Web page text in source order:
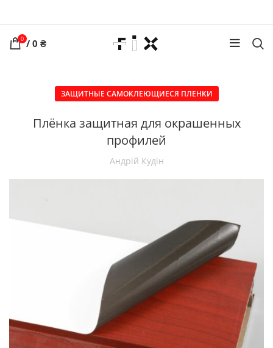
0 / 0 ₴
ЗАЩИТНЫЕ САМОКЛЕЮЩИЕСЯ ПЛЕНКИ
Плёнка защитная для окрашенных
профилей
Андрій Кудін